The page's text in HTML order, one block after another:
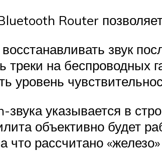
Router
восстанавливать звук
треки на беспроводных
уровень
звука указывается в
объективно будет
что рассчитано